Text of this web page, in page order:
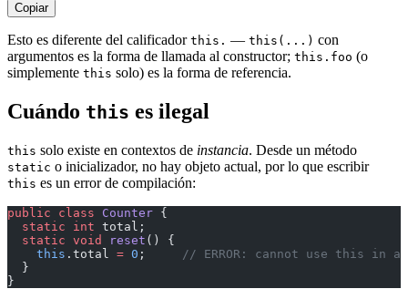
Copiar
Esto es diferente del calificador this. — this(...) con
argumentos es la forma de llamada al constructor; this.foo (o
simplemente this solo) es la forma de referencia.
Cuándo this es ilegal
this solo existe en contextos de instancia. Desde un método
static o inicializador, no hay objeto actual, por lo que escribir
this es un error de compilación:
public class Counter {
  static
int total;
  static
void reset () {
    this
.total = 0 ;
// ERROR: cannot use this in
  }
}